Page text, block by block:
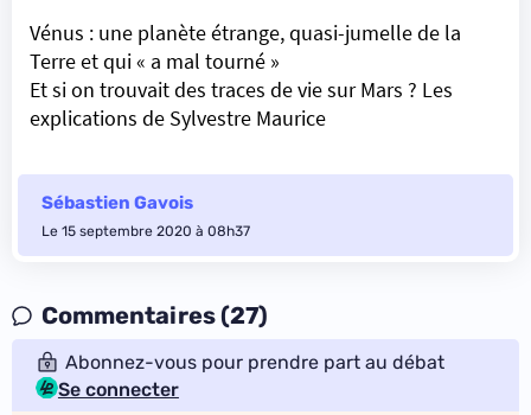
Vénus : une planète étrange, quasi-jumelle de la
Terre et qui « a mal tourné »
Et si on trouvait des traces de vie sur Mars ? Les
explications de Sylvestre Maurice
Sébastien Gavois
Le 15 septembre 2020 à 08h37
Commentaires (27)
Abonnez-vous pour prendre part au débat
Se connecter